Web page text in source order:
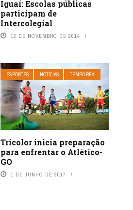
Iguaí: Escolas públicas
participam de
Intercolegial
12 DE NOVEMBRO DE 2014
ESPORTES NOTÍCIAS TEMPO REAL
Tricolor inicia preparação
para enfrentar o Atlético-
GO
1 DE JUNHO DE 2017